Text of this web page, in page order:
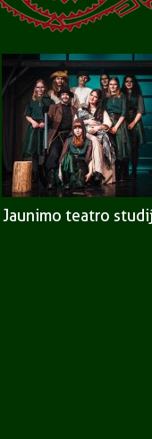
Jaunimo teatro